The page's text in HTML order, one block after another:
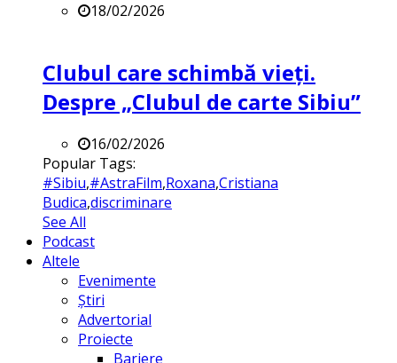
18/02/2026
Clubul care schimbă vieți.
Despre „Clubul de carte Sibiu”
16/02/2026
Popular Tags:
#Sibiu,#AstraFilm,Roxana,Cristiana
Budica,discriminare
See All
Podcast
Altele
Evenimente
Știri
Advertorial
Proiecte
Bariere